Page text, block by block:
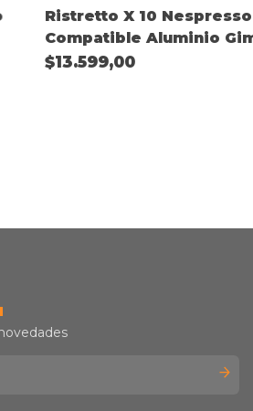
Ristretto X 10 Nespresso
Compatible Aluminio
$13.599,00